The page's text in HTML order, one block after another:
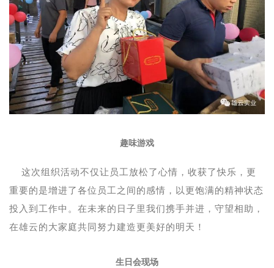
趣味游戏
这次组织活动不仅让员工放松了心情，收获了快乐，更
重要的是增进了各位员工之间的感情，以更饱满的精神状态
投入到工作中。在未来的日子里我们携手并进，守望相助，
在雄云的大家庭共同努力建造更美好的明天！
生日会现场